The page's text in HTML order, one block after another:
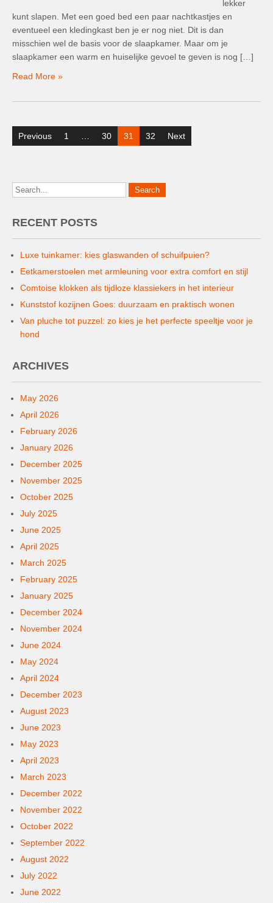
lekker
kunt slapen. Met een goed bed een paar nachtkastjes en
eventueel een kledingkast ben je er nog niet. Dit is dan
misschien wel de basis voor de slaapkamer. Maar om je
slaapkamer een warm en huiselijke gevoel te geven is nog […]
Read More »
Posts
pagination
Previous 1 … 30 31 32 Next
RECENT POSTS
Luxe tuinkamer: kies glaswanden of schuifpuien?
Eetkamerstoelen met armleuning voor extra comfort en stijl
Comtoise klokken als tijdloze klassiekers in het interieur
Kunststof kozijnen Goes: duurzaam en praktisch wonen
Van pluche tot puzzel: zo kies je het perfecte speeltje voor je
hond
ARCHIVES
May 2026
April 2026
February 2026
January 2026
December 2025
November 2025
October 2025
July 2025
June 2025
April 2025
March 2025
February 2025
January 2025
December 2024
November 2024
June 2024
May 2024
April 2024
December 2023
August 2023
June 2023
May 2023
April 2023
March 2023
December 2022
November 2022
October 2022
September 2022
August 2022
July 2022
June 2022